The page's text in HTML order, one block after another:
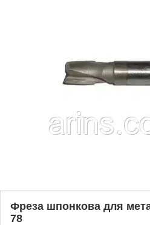
Фреза шпонкова для
78